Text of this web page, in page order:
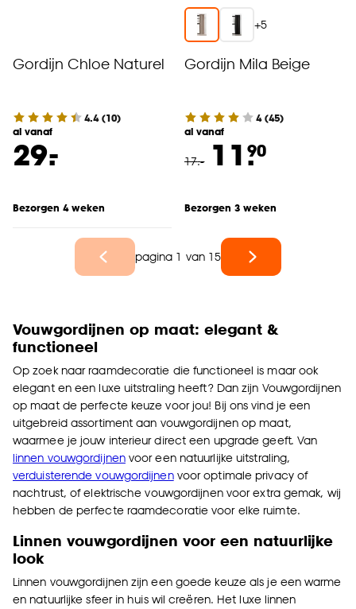
Gordijn Chloe Naturel
4.4(10)
al vanaf
29.
-
Bezorgen 4 weken
+5
Gordijn Mila Beige
4(45)
al vanaf
17.- 11.90
Bezorgen 3 weken
pagina 1 van 15
Vouwgordijnen op maat: elegant &
functioneel
Op zoek naar raamdecoratie die functioneel is maar ook
elegant en een luxe uitstraling heeft? Dan zijn Vouwgordijnen
op maat de perfecte keuze voor jou! Bij ons vind je een
uitgebreid assortiment aan vouwgordijnen op maat,
waarmee je jouw interieur direct een upgrade geeft. Van
linnen vouwgordijnenvoor een natuurlijke uitstraling,
verduisterende vouwgordijnenvoor optimale privacy of
nachtrust, of elektrische vouwgordijnen voor extra gemak, wij
hebben de perfecte raamdecoratie voor elke ruimte.
Linnen vouwgordijnen voor een natuurlijke
look
Linnen vouwgordijnen zijn een goede keuze als je een warme
en natuurlijke sfeer in huis wil creëren. Het luxe linnen